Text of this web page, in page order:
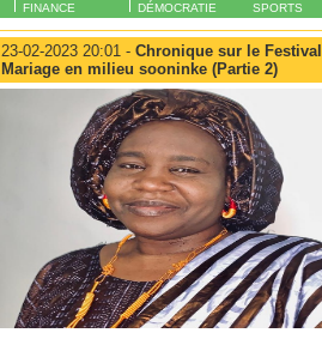
FINANCE
DÉMOCRATIE
SPORTS
23-02-2023 20:01 - Chronique sur le
Mariage en milieu sooninke (Partie 2)